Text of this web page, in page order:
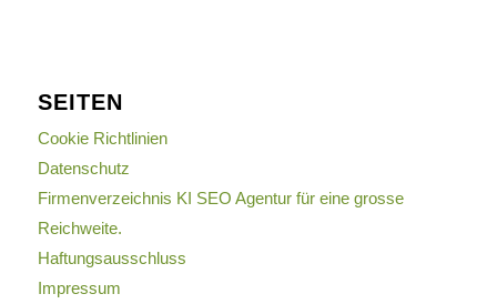
SEITEN
Cookie Richtlinien
Datenschutz
Firmenverzeichnis KI SEO Agentur für eine grosse
Reichweite.
Haftungsausschluss
Impressum